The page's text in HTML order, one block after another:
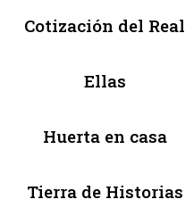
Cotización del Real
Ellas
Huerta en casa
Tierra de Historias